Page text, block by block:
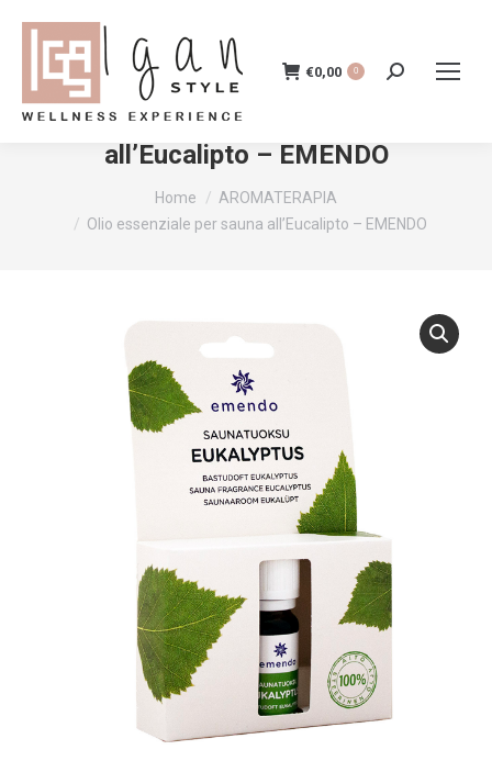
€0,00 0 Cerca:
Olio essenziale per sauna
all’Eucalipto – EMENDO
Home
AROMATERAPIA
Olio essenziale per sauna all’Eucalipto – EMENDO